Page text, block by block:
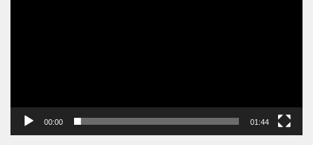
00:00 01:44